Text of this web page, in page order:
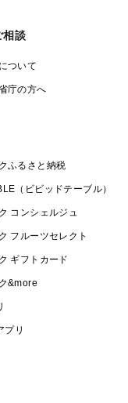
相談
ついて
庁の方へ
ふるさと納税
（ビビッドテーブル）
コンシェルジュ
フルーツセレクト
ギフトカード
&more
プリ